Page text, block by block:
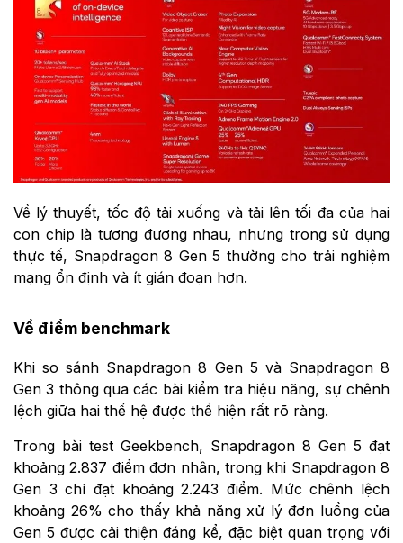
Về lý thuyết, tốc độ tải xuống và tải lên tối đa của hai
con chip là tương đương nhau, nhưng trong sử dụng
thực tế, Snapdragon 8 Gen 5 thường cho trải nghiệm
mạng ổn định và ít gián đoạn hơn.
Về điểm benchmark
Khi so sánh Snapdragon 8 Gen 5 và Snapdragon 8
Gen 3 thông qua các bài kiểm tra hiệu năng, sự chênh
lệch giữa hai thế hệ được thể hiện rất rõ ràng.
Trong bài test Geekbench, Snapdragon 8 Gen 5 đạt
khoảng 2.837 điểm đơn nhân, trong khi Snapdragon 8
Gen 3 chỉ đạt khoảng 2.243 điểm. Mức chênh lệch
khoảng 26% cho thấy khả năng xử lý đơn luồng của
Gen 5 được cải thiện đáng kể, đặc biệt quan trọng với